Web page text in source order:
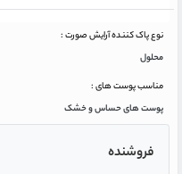
نوع پاک کننده آرایش صورت :
محلول
مناسب پوست های :
پوست های حساس و خشک
فروشنده